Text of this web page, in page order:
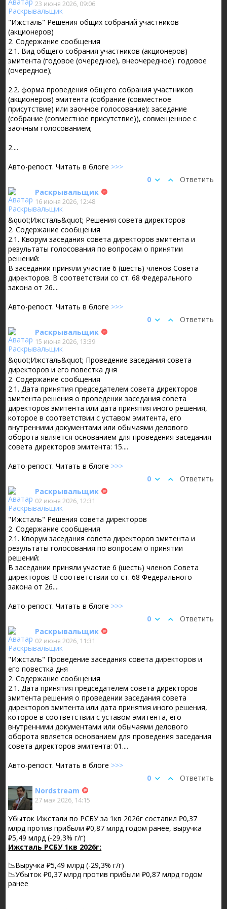
23 июня 2026, 09:06
"Ижсталь" Решения общих собраний участников
(акционеров)
2. Содержание сообщения
2.1. Вид общего собрания участников (акционеров)
эмитента (годовое (очередное), внеочередное): годовое
(очередное);
2.2. форма проведения общего собрания участников
(акционеров) эмитента (собрание (совместное
присутствие) или заочное голосование): заседание
(собрание (совместное присутствие)), совмещенное с
заочным голосованием;
2....
Авто-репост. Читать в блоге >>>
Ответить
0
Раскрывальщик
16 июня 2026, 12:48
&quot;Ижсталь&quot; Решения совета директоров
2. Содержание сообщения
2.1. Кворум заседания совета директоров эмитента и
результаты голосования по вопросам о принятии
решений:
В заседании приняли участие 6 (шесть) членов Совета
директоров. В соответствии со ст. 68 Федерального
закона от 26....
Авто-репост. Читать в блоге >>>
Ответить
0
Раскрывальщик
15 июня 2026, 13:39
&quot;Ижсталь&quot; Проведение заседания совета
директоров и его повестка дня
2. Содержание сообщения
2.1. Дата принятия председателем совета директоров
эмитента решения о проведении заседания совета
директоров эмитента или дата принятия иного решения,
которое в соответствии с уставом эмитента, его
внутренними документами или обычаями делового
оборота является основанием для проведения заседания
совета директоров эмитента: 15....
Авто-репост. Читать в блоге >>>
Ответить
0
Раскрывальщик
02 июня 2026, 12:31
"Ижсталь" Решения совета директоров
2. Содержание сообщения
2.1. Кворум заседания совета директоров эмитента и
результаты голосования по вопросам о принятии
решений:
В заседании приняли участие 6 (шесть) членов Совета
директоров. В соответствии со ст. 68 Федерального
закона от 26....
Авто-репост. Читать в блоге >>>
Ответить
0
Раскрывальщик
02 июня 2026, 11:31
"Ижсталь" Проведение заседания совета директоров и
его повестка дня
2. Содержание сообщения
2.1. Дата принятия председателем совета директоров
эмитента решения о проведении заседания совета
директоров эмитента или дата принятия иного решения,
которое в соответствии с уставом эмитента, его
внутренними документами или обычаями делового
оборота является основанием для проведения заседания
совета директоров эмитента: 01....
Авто-репост. Читать в блоге >>>
Ответить
0
Nordstream
27 мая 2026, 14:15
Убыток Ижстали по РСБУ за 1кв 2026г составил ₽0,37
млрд против прибыли ₽0,87 млрд годом ранее, выручка
₽5,49 млрд (-29,3% г/г)
Ижсталь РСБУ 1кв 2026г:
📉Выручка ₽5,49 млрд (-29,3% г/г)
📉Убыток ₽0,37 млрд против прибыли ₽0,87 млрд годом
ранее